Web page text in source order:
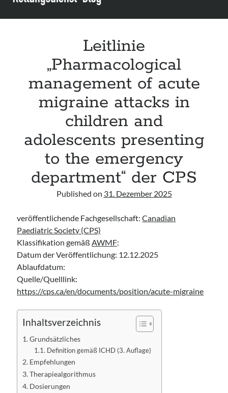
infants“ der CPS
Leitlinie „Die geburtshilfliche Analgesie und Anästhesie“ der DGAI
Leitlinie
„Pharmacological
management of acute
migraine attacks in
children and
adolescents presenting
to the emergency
department“ der CPS
Published on 31. Dezember 2025
veröffentlichende Fachgesellschaft:Canadian
Paediatric Society (CPS)
Klassifikation gemäßAWMF:
Datum der Veröffentlichung: 12.12.2025
Ablaufdatum:
Quelle/Quelllink:
https://cps.ca/en/documents/position/acute-migraine
Inhaltsverzeichnis
Grundsätzliches
Definition gemäß ICHD (3. Auflage)
Empfehlungen
Therapiealgorithmus
Dosierungen